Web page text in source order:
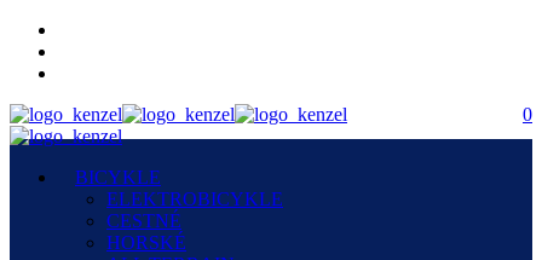
BICYKLE
ELEKTROBICYKLE
CESTNÉ
HORSKÉ
0